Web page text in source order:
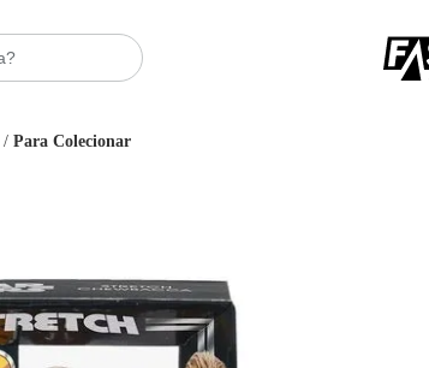
/ Para Colecionar